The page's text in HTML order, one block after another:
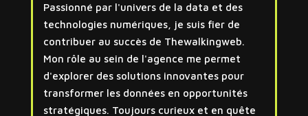
Passionné par l'univers de la data et des
technologies numériques, je suis fier de
contribuer au succès de Thewalkingweb.
Mon rôle au sein de l'agence me permet
d'explorer des solutions innovantes pour
transformer les données en opportunités
stratégiques. Toujours curieux et en quête